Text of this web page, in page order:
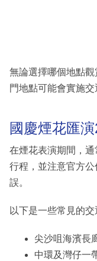
無論選擇哪個地點
門地點可能會實施交
國慶煙花匯
在煙花表演期間，
行程，並注意官方
誤。
以下是一些常見的交
尖沙咀海濱長
中環及灣仔一